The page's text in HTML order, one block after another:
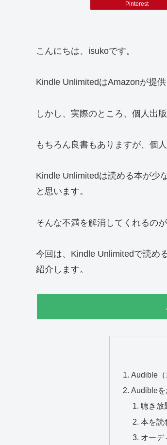
Pinterest
こんにちは、isukoです。
Kindle UnlimitedはAmazonが提
しかし、実際のところ、個人出
もちろん良書もありますが、個
Kindle Unlimitedは読める本が少
と思います。
そんな不満を解消してくれるの
今回は、Kindle Unlimitedで読め
紹介します。
Audible
Audible
聴き放
本を読
オーデ